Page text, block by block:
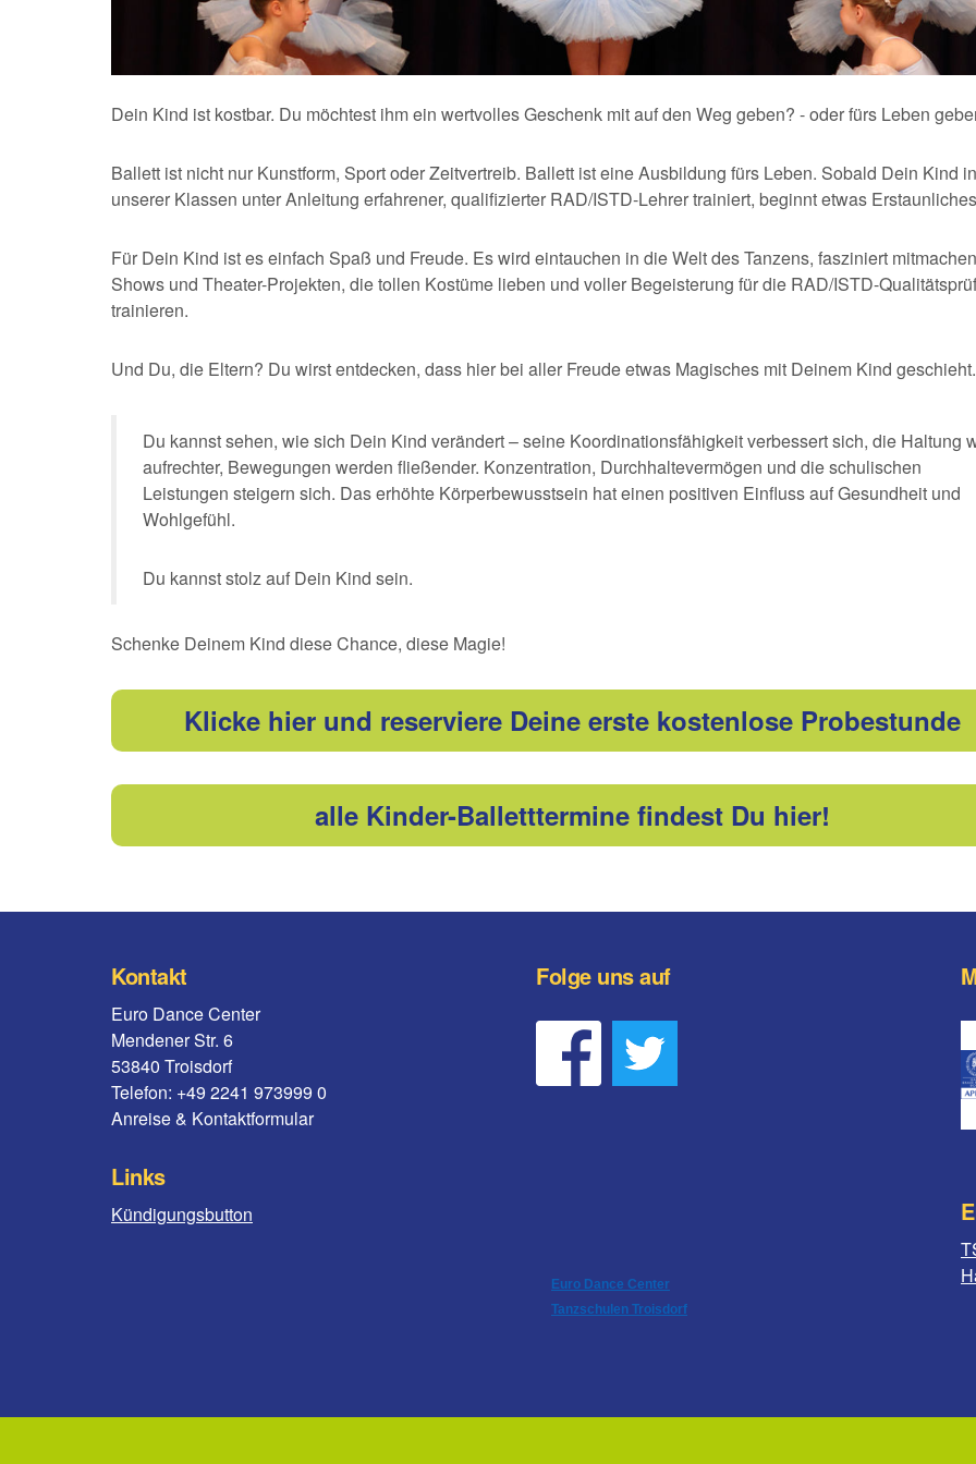
Dein Kind ist kostbar. Du möchtest ihm ein wertvolles Geschenk mit auf den Weg geben? - oder fürs Leben
Ballett ist nicht nur Kunstform, Sport oder Zeitvertreib. Ballett ist eine Ausbildung fürs Leben. Sobald Dein Kind
unserer Klassen unter Anleitung erfahrener, qualifizierter RAD/ISTD-Lehrer trainiert, beginnt etwas
Für Dein Kind ist es einfach Spaß und Freude. Es wird eintauchen in die Welt des Tanzens, fasziniert
Shows und Theater-Projekten, die tollen Kostüme lieben und voller Begeisterung für die RAD/ISTD-
trainieren.
Und Du, die Eltern? Du wirst entdecken, dass hier bei aller Freude etwas Magisches mit Deinem Kind geschieht.
Du kannst sehen, wie sich Dein Kind verändert – seine Koordinationsfähigkeit verbessert sich, die Haltung
aufrechter, Bewegungen werden fließender. Konzentration, Durchhaltevermögen und die schulischen
Leistungen steigern sich. Das erhöhte Körperbewusstsein hat einen positiven Einfluss auf Gesundheit und
Wohlgefühl.
Du kannst stolz auf Dein Kind sein.
Schenke Deinem Kind diese Chance, diese Magie!
Klicke hier und reserviere Deine erste kostenlose Probestunde
alle Kinder-Balletttermine findest Du hier!
Kontakt
Euro Dance Center
Mendener Str. 6
53840 Troisdorf
Telefon: +49 2241 973999 0
Anreise & Kontaktformular
Links
Kündigungsbutton
Folge uns auf
Euro Dance Center
Tanzschulen Troisdorf